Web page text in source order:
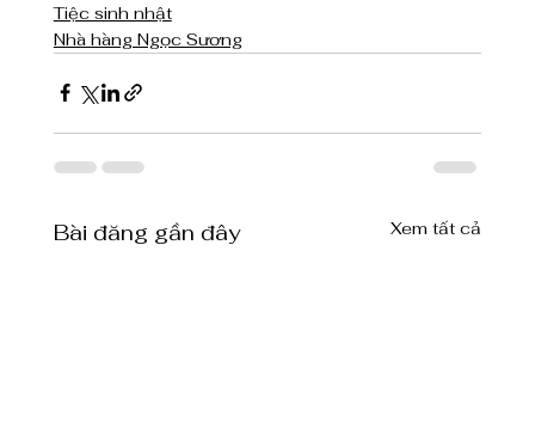
Tiệc sinh nhật
Nhà hàng Ngọc Sương
Bài đăng gần đây Xem tất cả